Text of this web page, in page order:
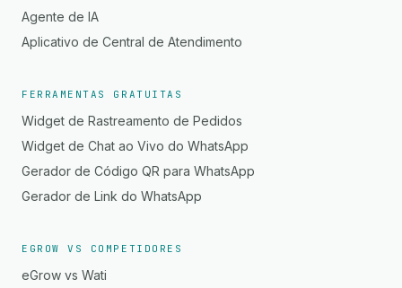
Agente de IA
Aplicativo de Central de Atendimento
FERRAMENTAS GRATUITAS
Widget de Rastreamento de Pedidos
Widget de Chat ao Vivo do WhatsApp
Gerador de Código QR para WhatsApp
Gerador de Link do WhatsApp
EGROW VS COMPETIDORES
eGrow vs Wati